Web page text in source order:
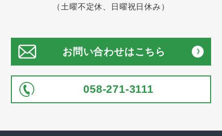
（土曜不定休、日曜祝日休み）
お問い合わせはこちら
058-271-3111